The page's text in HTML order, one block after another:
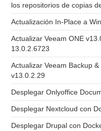
los repositorios de copias
Actualización In-Place a
Actualizar Veeam ONE
13.0.2.6723
Actualizar Veeam Backup
v13.0.2.29
Desplegar Onlyoffice
Desplegar Nextcloud con
Desplegar Drupal con